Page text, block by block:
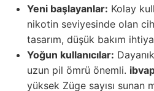
Yeni başlayanlar: Kolay
nikotin seviyesinde olan
tasarım, düşük bakım
Yoğun kullanıcılar:
uzun pil ömrü önemli.
yüksek Züge sayısı sunan